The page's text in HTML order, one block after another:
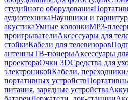
студийного оборудования
аудиотехникаНаушники и
акустикаУмные колонкиMP3-
проигрывателиАксессуары для
стойкиКабели для телевизоров
антенныТВ-тюнерыАксессуары
проектораОчки 3DСредства для
электроникойКабели, переходники
портативных устройств
питания, зарядные устройства